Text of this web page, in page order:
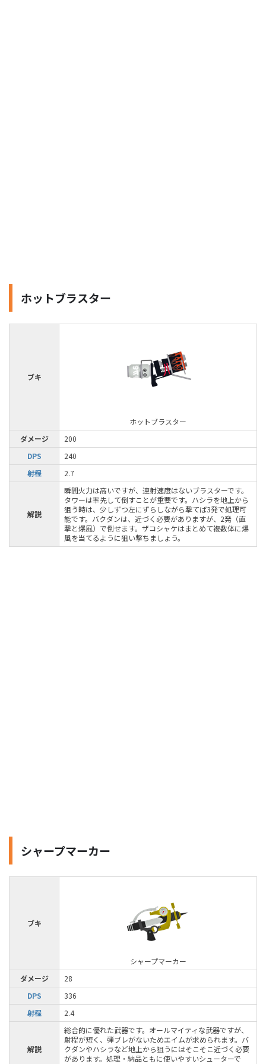
ホットブラスター
ブキ
ホットブラスター
ダメージ
200
DPS
240
射程
2.7
解説
瞬間火力は高いですが、連射速度はないブラスターです。
タワーは率先して倒すことが重要です。ハシラを地上から
狙う時は、少しずつ左にずらしながら撃てば3発で処理可
能です。バクダンは、近づく必要がありますが、2発（直
撃と爆風）で倒せます。ザコシャケはまとめて複数体に爆
風を当てるように狙い撃ちましょう。
シャープマーカー
ブキ
シャープマーカー
ダメージ
28
DPS
336
射程
2.4
解説
総合的に優れた武器です。オールマイティな武器ですが、
射程が短く、弾ブレがないためエイムが求められます。バ
クダンやハシラなど地上から狙うにはそこそこ近づく必要
があります。処理・納品ともに使いやすいシューターで